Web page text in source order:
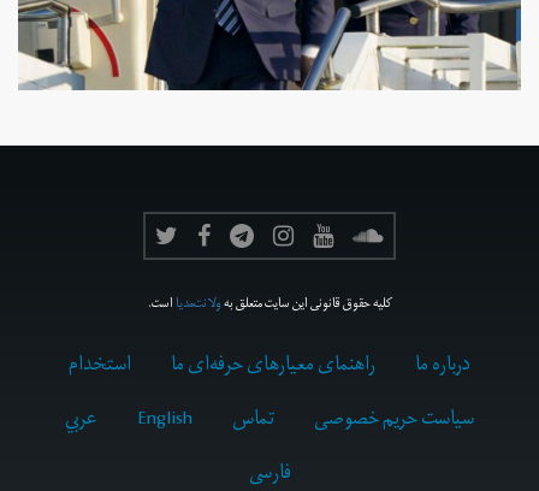
کلیه حقوق قانونی این سایت متعلق بهولانت‌مدیااست.
درباره ما راهنمای معیارهای حرفه‌ای ما
استخدام
سیاست حریم خصوصی
تماس English
عربي
فارسى